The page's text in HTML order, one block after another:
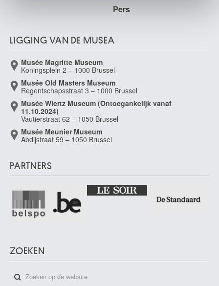
Pers
LIGGING VAN DE MUSEA
Musée Magritte Museum
Koningsplein 2 – 1000 Brussel
Musée Old Masters Museum
Regentschapsstraat 3 – 1000 Brussel
Musée Wiertz Museum (Ontoegankelijk vanaf
11.10.2024)
Vautierstraat 62 – 1050 Brussel
Musée Meunier Museum
Abdijstraat 59 – 1050 Brussel
PARTNERS
ZOEKEN